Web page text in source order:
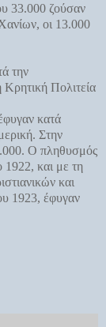
33.000 ζούσαν
οι 13.000
την
Πολιτεία
κατά
Στην
Ο πληθυσμός
1922, και με τη
και
1923, έφυγαν